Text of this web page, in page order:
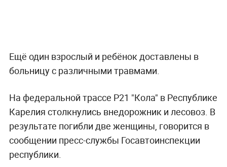
Ещё один взрослый и ребёнок доставлены в
больницу с различными травмами.
На федеральной трассе Р21 "Кола" в Республике
Карелия столкнулись внедорожник и лесовоз. В
результате погибли две женщины, говорится в
сообщении пресс-службы Госавтоинспекции
республики.